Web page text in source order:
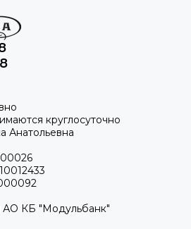
круглосуточно
Анатольевна
АО КБ "Модульбанк"